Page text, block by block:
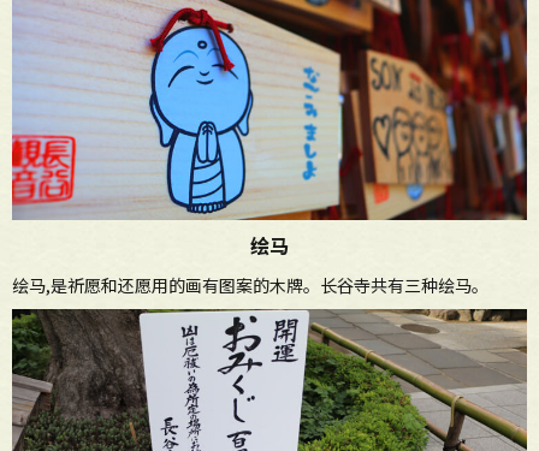
绘马
绘马,是祈愿和还愿用的画有图案的木牌。长谷寺共有三种绘马。